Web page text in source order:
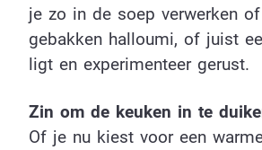
je zo in de soep verwerken
gebakken halloumi, of juist
ligt en experimenteer gerust.
Zin om de keuken in te
Of je nu kiest voor een